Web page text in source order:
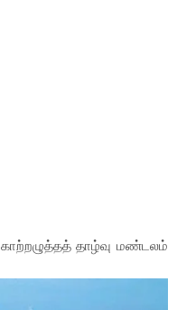
தாழ்வு மண்டலம்